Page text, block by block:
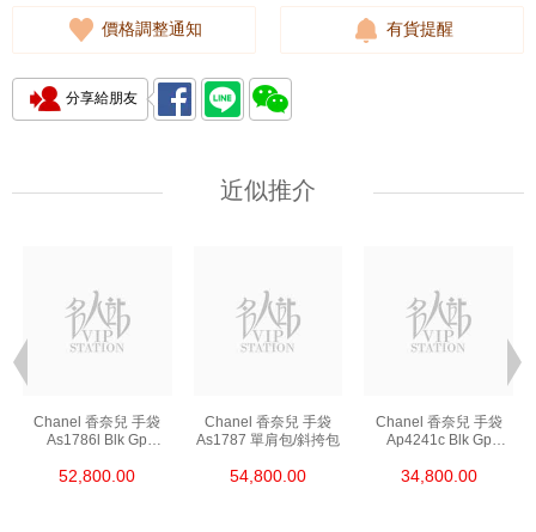
價格調整通知 有貨提醒
分享給朋友
近似推介
Chanel 香奈兒 手袋
As1786l Blk Gp
52,800.00
Chanel 香奈兒 手袋
As1787 單肩包/斜挎包
54,800.00
Chanel 香奈兒 手袋
Ap4241c Blk Gp
34,800.00